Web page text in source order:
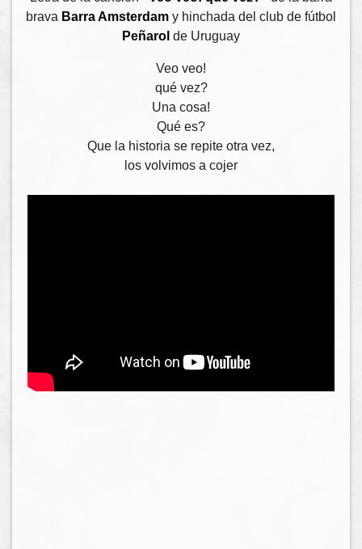
brava Barra Amsterdam y hinchada del club de fútbol
Peñarol de Uruguay
Veo veo!
qué vez?
Una cosa!
Qué es?
Que la historia se repite otra vez,
los volvimos a cojer